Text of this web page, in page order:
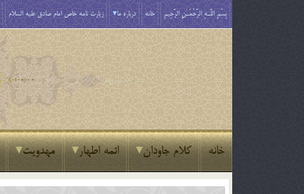
بِسْمِ اللَّـهِ الرَّحْمَـٰنِ الرَّحِيمِ خانه درباره ما زیارت نامه خاص امام صادق علیه السلام
خانه کلام جاودان ائمه اطهار مهدویت